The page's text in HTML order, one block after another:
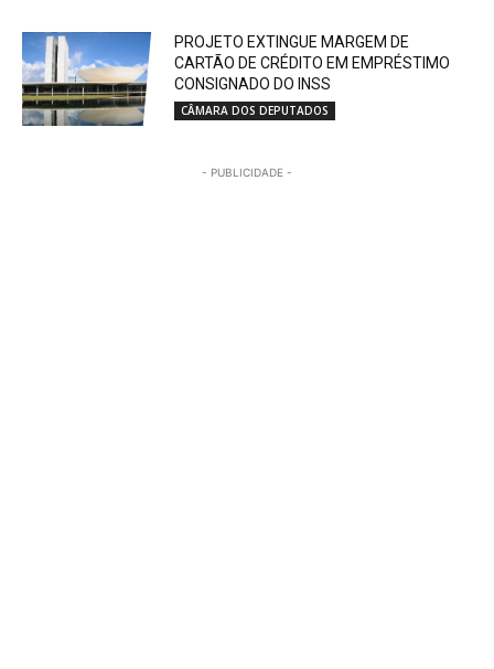
PROJETO EXTINGUE MARGEM DE
CARTÃO DE CRÉDITO EM EMPRÉSTIMO
CONSIGNADO DO INSS
CÂMARA DOS DEPUTADOS
- PUBLICIDADE -